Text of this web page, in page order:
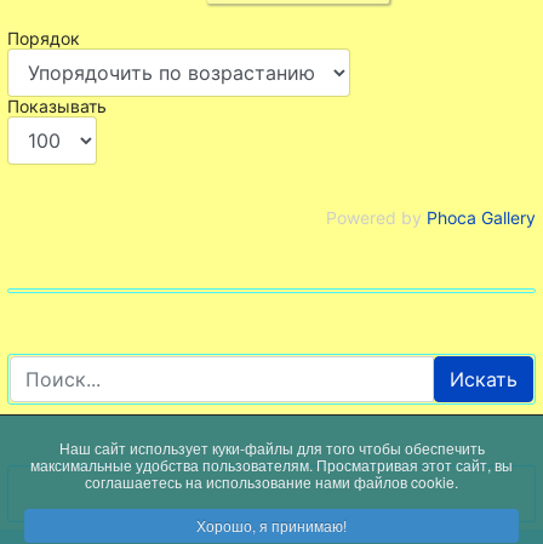
Порядок
Показывать
Powered by Phoca Gallery
Искать
Наш сайт использует куки-файлы для того чтобы обеспечить
максимальные удобства пользователям. Просматривая этот сайт, вы
соглашаетесь на использование нами файлов cookie.
Хорошо, я принимаю!